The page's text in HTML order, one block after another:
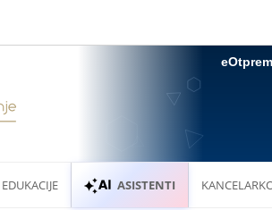
EDUKACIJE ASISTENTI